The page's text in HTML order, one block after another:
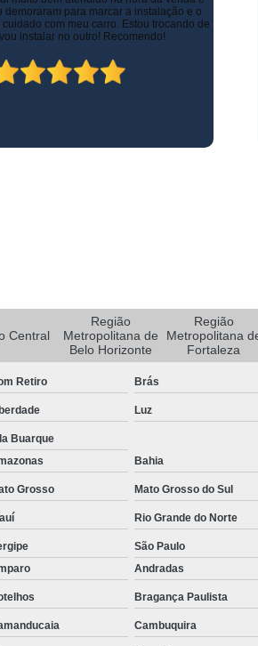
Monitoramento Veicular Belo Horizonte
Monitoramento Veicular em Tempo Real
Gps Veicular
Rastreador Automotivo Belo
Rastreador e Bloqueador Automotivo
Rastreador e Bloqueador Veicular
Rastreador Gps Automotivo
Empresa de Rastreamento de Caminhões
Rastreador de Caminhão
Rastreador de Caminhão Minas
Rastreador para Caminhão
Rastreador Satelital para Caminhões
Rastreamento de Caminhão Via Satélite
os serviços de rastreamento e logística.
com os custos com seguros.
com diversos recursos que tornam as
Central
Região
Metropolitana de
Belo Horizonte
Região
Metropolitana
Fortaleza
Retiro Brás
Luz
Buarque
Bahia
Grosso Mato Grosso do Sul
Rio Grande do Norte
São Paulo
Andradas
Bragança Paulista
Cambuquira